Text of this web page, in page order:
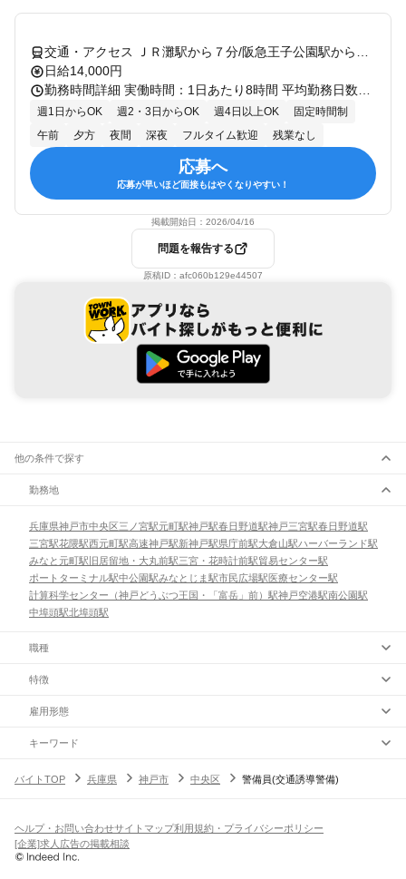
日給14,000円
週1日からOK 週2・3日からOK 週4日以上OK
固定時間制
午前
夕方 夜間 深夜 フルタイム歓迎 残業なし
応募へ
応募が早いほど面接もはやくなりやすい！
掲載開始日： 2026/04/16
問題を報告する
原稿ID： afc060b129e44507
他の条件で探す
勤務地
兵庫県神戸市中央区三ノ宮駅元町駅神戸駅春日野道駅神戸三宮駅春日野道駅
三宮駅花隈駅西元町駅高速神戸駅新神戸駅県庁前駅大倉山駅ハーバーランド駅
みなと元町駅 旧居留地・大丸前駅三宮・花時計前駅貿易センター駅
ポートターミナル駅中公園駅みなとじま駅市民広場駅 医療センター駅
計算科学センター（神戸どうぶつ王国・「富岳」前）駅神戸空港駅南公園駅
中埠頭駅北埠頭駅
職種
特徴
雇用形態
キーワード
バイトTOP 兵庫県 神戸市 中央区 警備員(交通誘導警備)
ヘルプ・お問い合わせサイトマップ利用規約・プライバシーポリシー
[企業]求人広告の掲載相談